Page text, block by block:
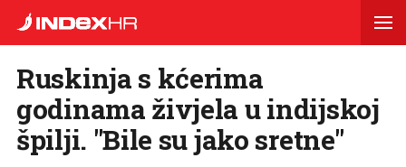
Ruskinja s kćerima
godinama živjela u indijskoj
špilji. "Bile su jako sretne"